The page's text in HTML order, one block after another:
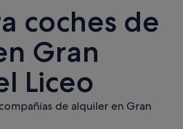
coches de
Gran
Liceo
de alquiler en Gran